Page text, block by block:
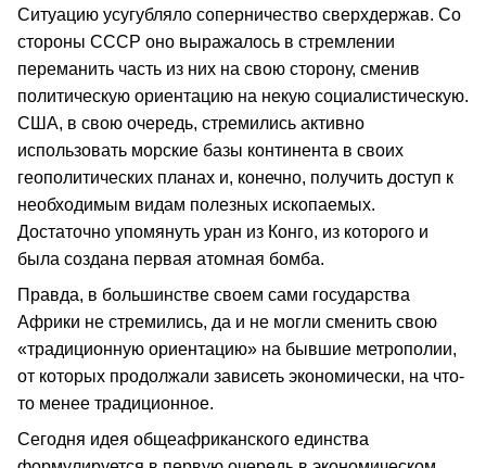
Ситуацию усугубляло соперничество сверхдержав. Со
стороны СССР оно выражалось в стремлении
переманить часть из них на свою сторону, сменив
политическую ориентацию на некую социалистическую.
США, в свою очередь, стремились активно
использовать морские базы континента в своих
геополитических планах и, конечно, получить доступ к
необходимым видам полезных ископаемых.
Достаточно упомянуть уран из Конго, из которого и
была создана первая атомная бомба.
Правда, в большинстве своем сами государства
Африки не стремились, да и не могли сменить свою
«традиционную ориентацию» на бывшие метрополии,
от которых продолжали зависеть экономически, на что-
то менее традиционное.
Сегодня идея общеафриканского единства